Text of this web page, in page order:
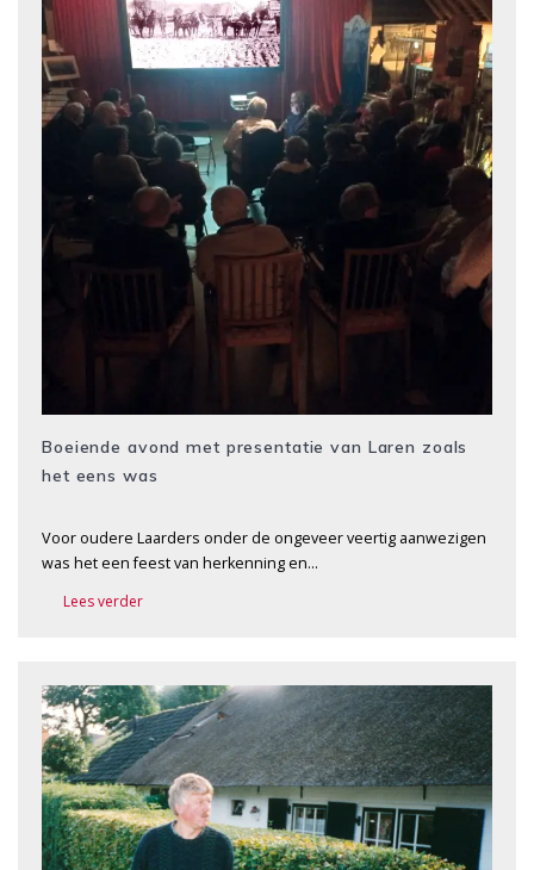
Boeiende avond met presentatie van Laren zoals
het eens was
Voor oudere Laarders onder de ongeveer veertig aanwezigen
was het een feest van herkenning en…
Lees verder